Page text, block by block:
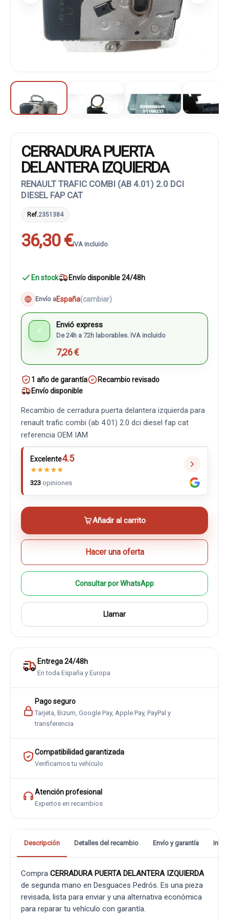
CERRADURA PUERTA
DELANTERA IZQUIERDA
RENAULT TRAFIC COMBI (AB 4.01) 2.0 DCI
DIESEL FAP CAT
Ref.2351384
36,30 €IVA incluido
En stock Envío disponible 24/48h
Envío aEspaña(cambiar)
⚡
Envió express
De 24h a 72h laborables. IVA incluido
7,26 €
1 año de garantía
Recambio revisado
Envío disponible
Recambio de cerradura puerta delantera izquierda para
renault trafic combi (ab 4.01) 2.0 dci diesel fap cat
referencia OEM IAM
Excelente4.5
★★★★★
323 opiniones
Añadir al carrito
Hacer una oferta
Consultar por WhatsApp
Llamar
Entrega 24/48h
En toda España y Europa
Pago seguro
Tarjeta, Bizum, Google Pay, Apple Pay, PayPal y
transferencia
Compatibilidad garantizada
Verificamos tu vehículo
Atención profesional
Expertos en recambios
Descripción Detalles del recambio Envío y garantía
Compra CERRADURA PUERTA DELANTERA IZQUIERDA
de segunda mano en Desguaces Pedrós. Es una pieza
revisada, lista para enviar y una alternativa económica
para reparar tu vehículo con garantía.